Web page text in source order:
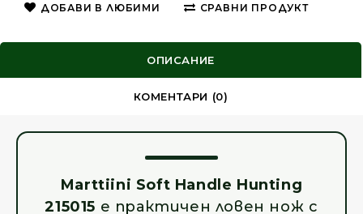
ДОБАВИ В ЛЮБИМИ СРАВНИ ПРОДУКТ
ОПИСАНИЕ
КОМЕНТАРИ (0)
Marttiini Soft Handle Hunting
215015 е практичен ловен нож с